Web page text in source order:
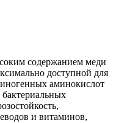
содержанием меди
доступной для
аминокислот
и витаминов,